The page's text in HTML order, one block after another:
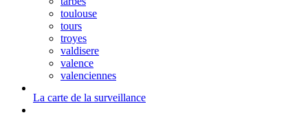
toulouse
tours
troyes
valdisere
valence
valenciennes
La carte de la surveillance